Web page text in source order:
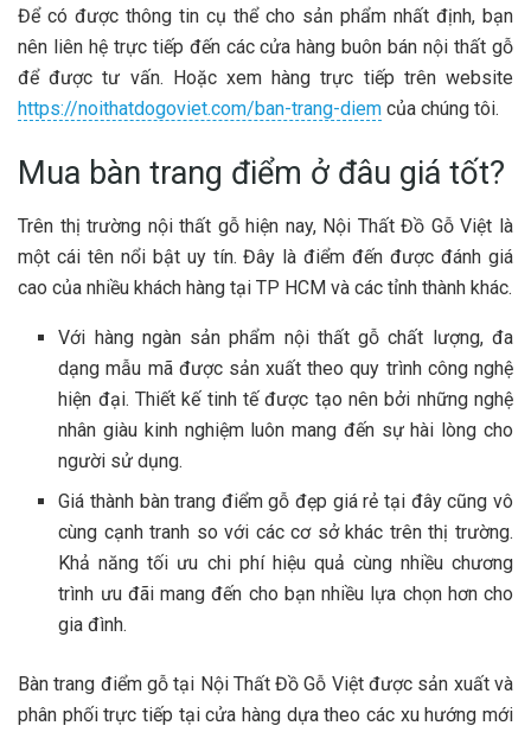
Để có được thông tin cụ thể cho sản phẩm nhất định, bạn
nên liên hệ trực tiếp đến các cửa hàng buôn bán nội thất gỗ
để được tư vấn. Hoặc xem hàng trực tiếp trên website
https://noithatdogoviet.com/ban-trang-diem của chúng tôi.
Mua bàn trang điểm ở đâu giá tốt?
Trên thị trường nội thất gỗ hiện nay, Nội Thất Đồ Gỗ Việt là
một cái tên nổi bật uy tín. Đây là điểm đến được đánh giá
cao của nhiều khách hàng tại TP HCM và các tỉnh thành khác.
Với hàng ngàn sản phẩm nội thất gỗ chất lượng, đa
dạng mẫu mã được sản xuất theo quy trình công nghệ
hiện đại. Thiết kế tinh tế được tạo nên bởi những nghệ
nhân giàu kinh nghiệm luôn mang đến sự hài lòng cho
người sử dụng.
Giá thành bàn trang điểm gỗ đẹp giá rẻ tại đây cũng vô
cùng cạnh tranh so với các cơ sở khác trên thị trường.
Khả năng tối ưu chi phí hiệu quả cùng nhiều chương
trình ưu đãi mang đến cho bạn nhiều lựa chọn hơn cho
gia đình.
Bàn trang điểm gỗ tại Nội Thất Đồ Gỗ Việt được sản xuất và
phân phối trực tiếp tại cửa hàng dựa theo các xu hướng mới